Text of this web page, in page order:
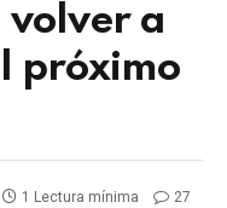
volver a
próximo
1 Lectura mínima 27